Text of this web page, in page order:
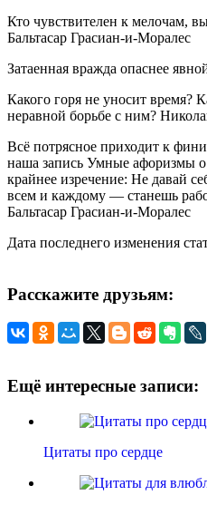
Кто чувствителен к мелочам,
Бальтасар Грасиан-и-Моралес
Затаенная вражда опаснее
Какого горя не уносит время?
неравной борьбе с ним?
Всё потрясное приходит к
наша запись Умные афоризмы
крайнее изречение: Не давай
всем и каждому — станешь
Бальтасар Грасиан-и-Моралес
Дата последнего изменения
Расскажите друзьям:
Ещё интересные записи:
Цитаты про сердце